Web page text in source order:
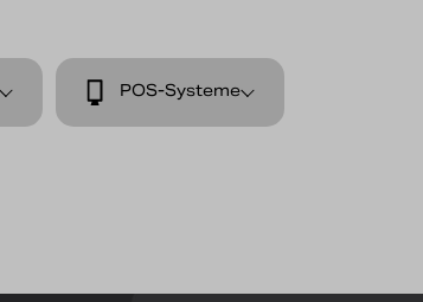
POS-Systeme